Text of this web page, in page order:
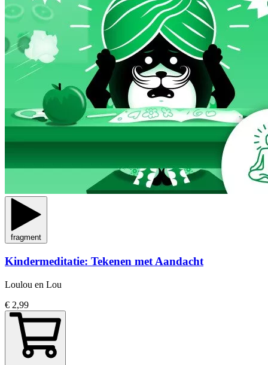
fragment
Kindermeditatie: Tekenen met Aandacht
Loulou en Lou
€ 2,99